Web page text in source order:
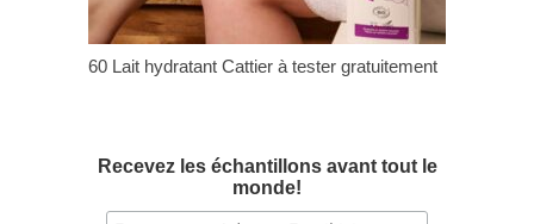
60 Lait hydratant Cattier à tester gratuitement
Recevez les échantillons avant tout le
monde!